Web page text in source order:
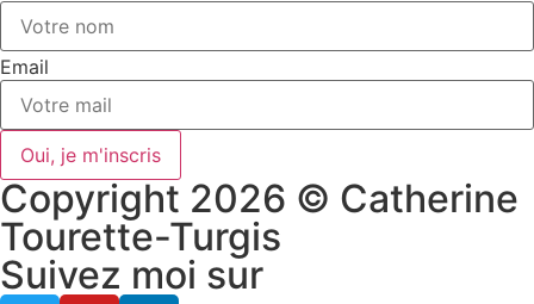
Email
Oui, je m'inscris
Copyright 2026 © Catherine
Tourette-Turgis
Suivez moi sur